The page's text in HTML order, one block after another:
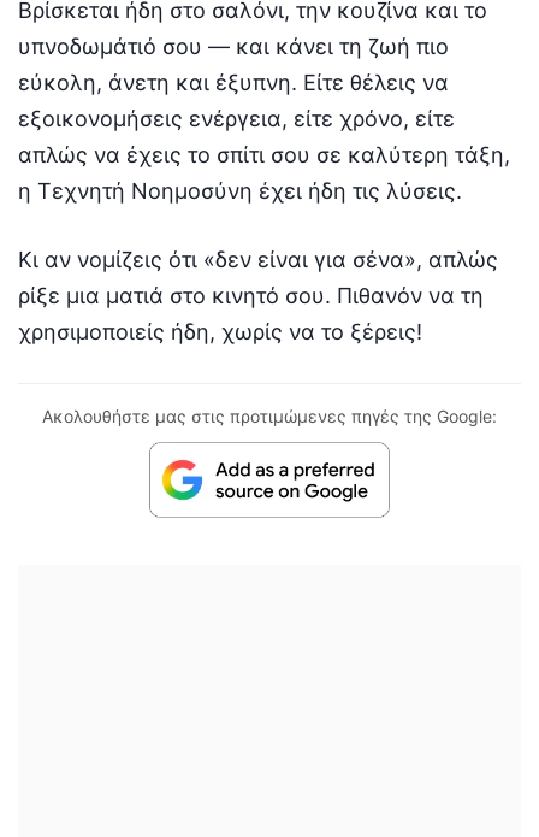
Βρίσκεται ήδη στο σαλόνι, την κουζίνα και το
υπνοδωμάτιό σου — και κάνει τη ζωή πιο
εύκολη, άνετη και έξυπνη. Είτε θέλεις να
εξοικονομήσεις ενέργεια, είτε χρόνο, είτε
απλώς να έχεις το σπίτι σου σε καλύτερη τάξη,
η Τεχνητή Νοημοσύνη έχει ήδη τις λύσεις.
Κι αν νομίζεις ότι «δεν είναι για σένα», απλώς
ρίξε μια ματιά στο κινητό σου. Πιθανόν να τη
χρησιμοποιείς ήδη, χωρίς να το ξέρεις!
Ακολουθήστε μας στις προτιμώμενες πηγές της Google: